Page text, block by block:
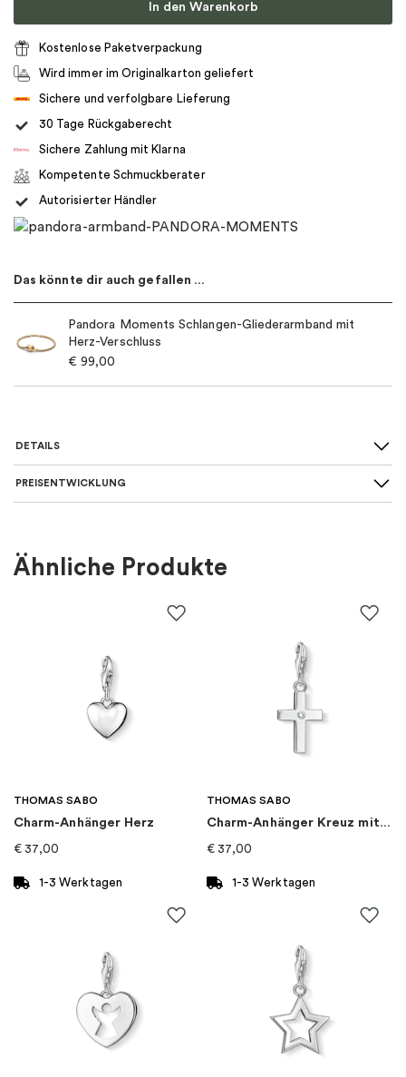
In den Warenkorb
Kostenlose Paketverpackung
Wird immer im Originalkarton geliefert
Sichere und verfolgbare Lieferung
30 Tage Rückgaberecht
Sichere Zahlung mit Klarna
Kompetente Schmuckberater
Autorisierter Händler
Das könnte dir auch gefallen …
Pandora Moments Schlangen-Gliederarmband mit
Herz-Verschluss
€ 99,00
DETAILS
Für wen:
Kollektion:
PREISENTWICKLUNG
Ähnliche Produkte
THOMAS SABO
Charm-Anhänger Herz
€ 37,00
1-3 Werktagen
THOMAS SABO
Charm-Anhänger Kreuz mit Stein Silber
€ 37,00
1-3 Werktagen